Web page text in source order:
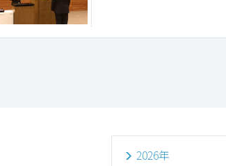
2026年